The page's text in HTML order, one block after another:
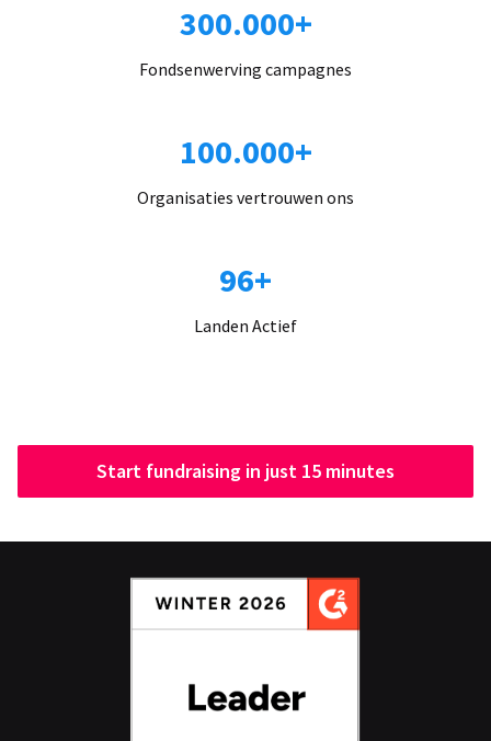
300.000+
Fondsenwerving campagnes
100.000+
Organisaties vertrouwen ons
96+
Landen Actief
Start fundraising in just 15 minutes